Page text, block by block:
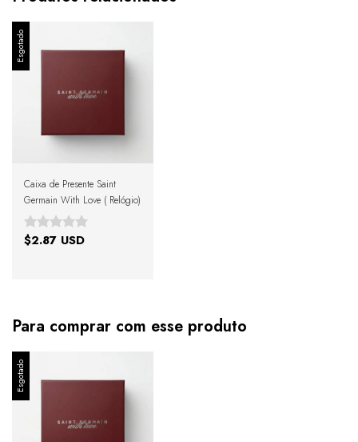
Esgotado
Caixa de Presente Saint
Germain With Love ( Relógio)
$2.87 USD
Para comprar com esse produto
Esgotado